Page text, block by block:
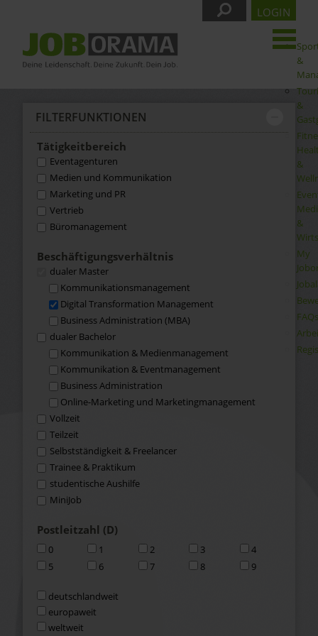
&
&
&
&
My
FAQs
LOGIN
FILTER­FUNKTIONEN
Tätigkeit­bereich
Eventagenturen
Medien und Kommunikation
Marketing und PR
Vertrieb
Büromanagement
Beschäftigungs­verhältnis
dualer Master
Kommunikations­management
Digital Transformation Management
Business Administration (MBA)
dualer Bachelor
Kommunikation & Medien­management
Kommunikation & Event­management
Business Administration
Online-Marketing und Marketingmanagement
Vollzeit
Teilzeit
Selbstständigkeit & Freelancer
Trainee & Praktikum
studentische Aushilfe
MiniJob
Postleitzahl (D)
0 1 2 3
4
5
6 7 8 9
deutschlandweit
europaweit
weltweit